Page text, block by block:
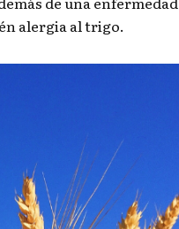
alergia al trigo.